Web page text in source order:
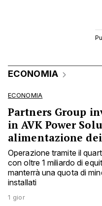
ECONOMIA
ECONOMIA
Partners Group
in AVK Power
alimentazione
Operazione tramite il
con oltre 1 miliardo di
manterrà una quota di
installati
1 gior